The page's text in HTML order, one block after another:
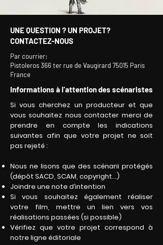
UNE QUESTION ? UN PROJET?
CONTACTEZ-NOUS
Par courrier:
Pistoleros 366 ter rue de Vaugirard 75015 Paris
France
Informations à l'attention des scénaristes
Si vous cherchez un producteur et que
vous souhaitez nous contacter merci de
prendre en compte les indications
suivantes afin que votre projet ne soit
pas rejeté :
Nous ne lisons que des scénarii protégés
(dépôt SACD, SCAM, copyright…)
Joindre une note d’intention
Si vous souhaitez également réaliser
votre film, mettre un lien vers vos
réalisations passées (si possible)
Vérifiez que votre projet correspond à
notre ligne éditoriale